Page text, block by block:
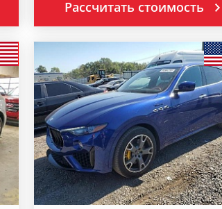
Рассчитать стоимость